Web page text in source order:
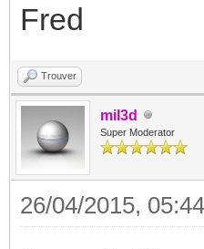
Fred
Trouver
mil3d
Super Moderator
26/04/2015,